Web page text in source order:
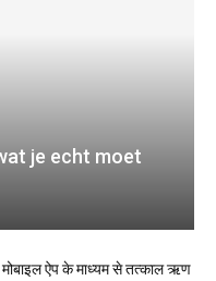
je echt moet
मोबाइल ऐप के माध्यम से तत्काल ऋण